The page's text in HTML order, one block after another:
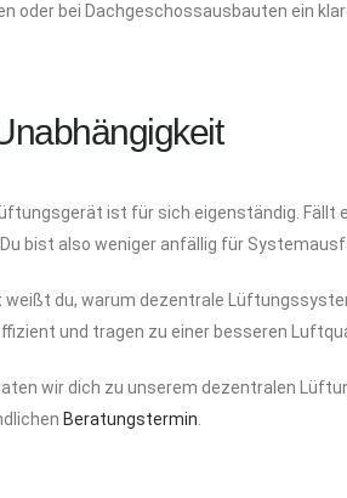
oder bei Dachgeschossausbauten ein
ist für sich eigenständig. Fällt
Du bist also weniger anfällig für
weißt du, warum dezentrale
und tragen zu einer besseren
wir dich zu unserem dezentralen
Beratungstermin